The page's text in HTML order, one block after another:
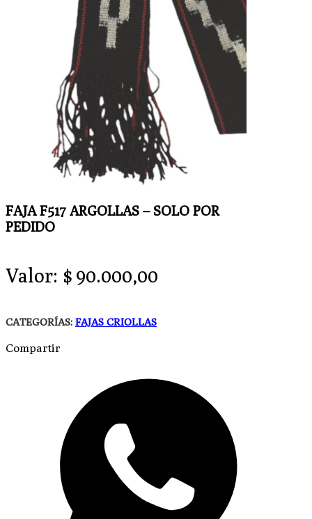
FAJA F517 ARGOLLAS – SOLO POR
PEDIDO
Valor: $ 90.000,00
CATEGORÍAS: FAJAS CRIOLLAS
Compartir